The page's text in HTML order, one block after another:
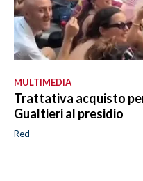
MULTIMEDIA
Trattativa acquisto
Gualtieri al presidio
Red